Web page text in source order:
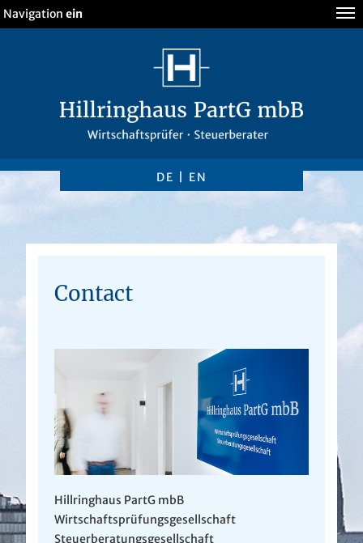
Navigationein
DE EN
Contact
Hillringhaus PartG mbB
Wirtschaftsprüfungsgesellschaft
Steuerberatungsgesellschaft